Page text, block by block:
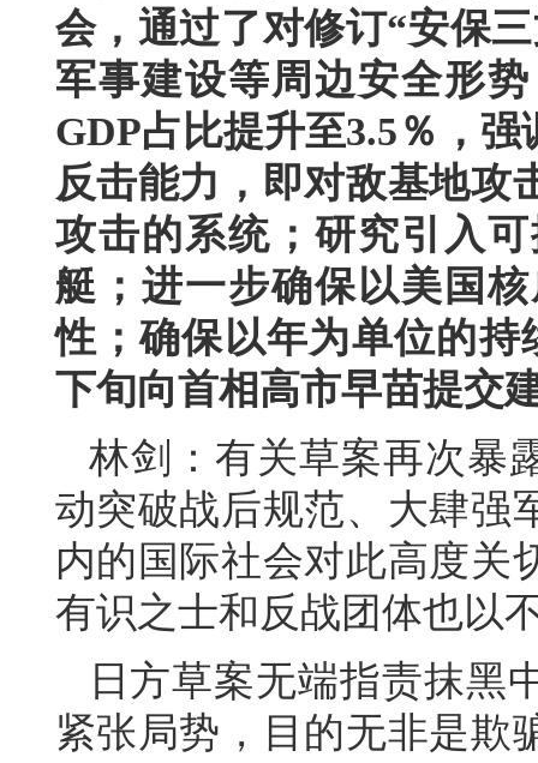
会，通过了对修订“安保
军事建设等周边安全形
GDP占比提升至3.5％，
反击能力，即对敌基地攻
攻击的系统；研究引入
艇；进一步确保以美国
性；确保以年为单位的
下旬向首相高市早苗提交
林剑：有关草案再次暴
动突破战后规范、大肆强
内的国际社会对此高度关
有识之士和反战团体也以
日方草案无端指责抹黑
紧张局势，目的无非是欺